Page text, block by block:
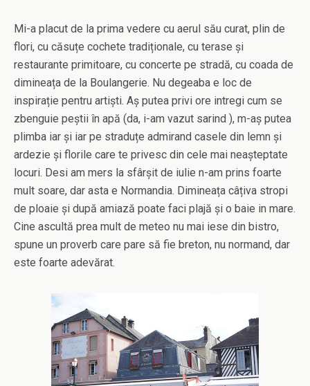
Mi-a placut de la prima vedere cu aerul său curat, plin de
flori, cu căsuțe cochete tradiționale, cu terase și
restaurante primitoare, cu concerte pe stradă, cu coada de
dimineața de la Boulangerie. Nu degeaba e loc de
inspirație pentru artiști. Aș putea privi ore intregi cum se
zbenguie peștii în apă (da, i-am vazut sarind ), m-aș putea
plimba iar și iar pe straduțe admirand casele din lemn și
ardezie și florile care te privesc din cele mai neașteptate
locuri. Desi am mers la sfârșit de iulie n-am prins foarte
mult soare, dar asta e Normandia. Dimineața câțiva stropi
de ploaie și după amiază poate faci plajă și o baie in mare.
Cine ascultă prea mult de meteo nu mai iese din bistro,
spune un proverb care pare să fie breton, nu normand, dar
este foarte adevărat.